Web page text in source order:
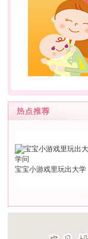
宝宝小游戏里玩出大学